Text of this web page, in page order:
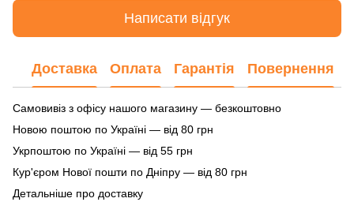
Написати відгук
Доставка Оплата Гарантія Повернення
Самовивіз з офісу нашого магазину — безкоштовно
Новою поштою по Україні — від 80 грн
Укрпоштою по Україні — від 55 грн
Кур'єром Нової пошти по Дніпру — від 80 грн
Детальніше про доставку